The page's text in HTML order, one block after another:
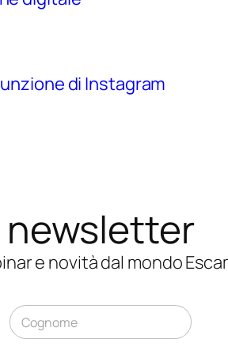
di Instagram
newsletter
e novità dal mondo
N